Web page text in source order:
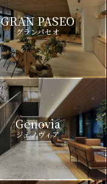
GRAN PASEO
グランパセオ
Genovia
ジェノヴィア